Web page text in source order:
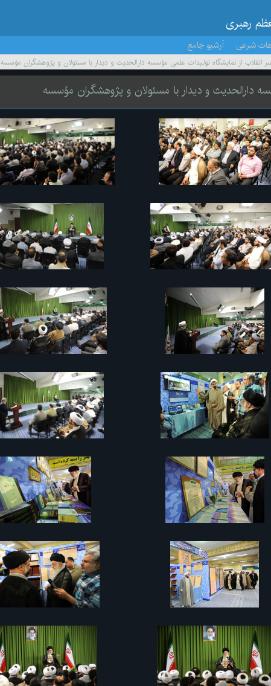
رهبری
شرعی آرشیو جامع
انقلاب از نمایشگاه تولیدات علمی مؤسسه دارالحدیث و دیدار با مسئولان و پژوهشگران مؤسسه
دارالحدیث و دیدار با مسئولان و پژوهشگران مؤسسه